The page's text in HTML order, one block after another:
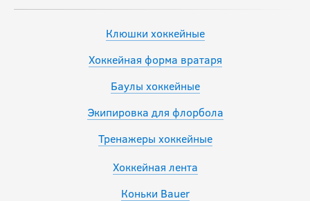
Клюшки хоккейные
Хоккейная форма вратаря
Баулы хоккейные
Экипировка для флорбола
Тренажеры хоккейные
Хоккейная лента
Коньки Bauer